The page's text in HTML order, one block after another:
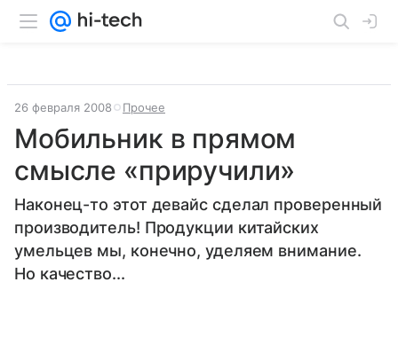
26 февраля 2008 Прочее
Мобильник в прямом
смысле «приручили»
Наконец-то этот девайс сделал проверенный
производитель! Продукции китайских
умельцев мы, конечно, уделяем внимание.
Но качество...